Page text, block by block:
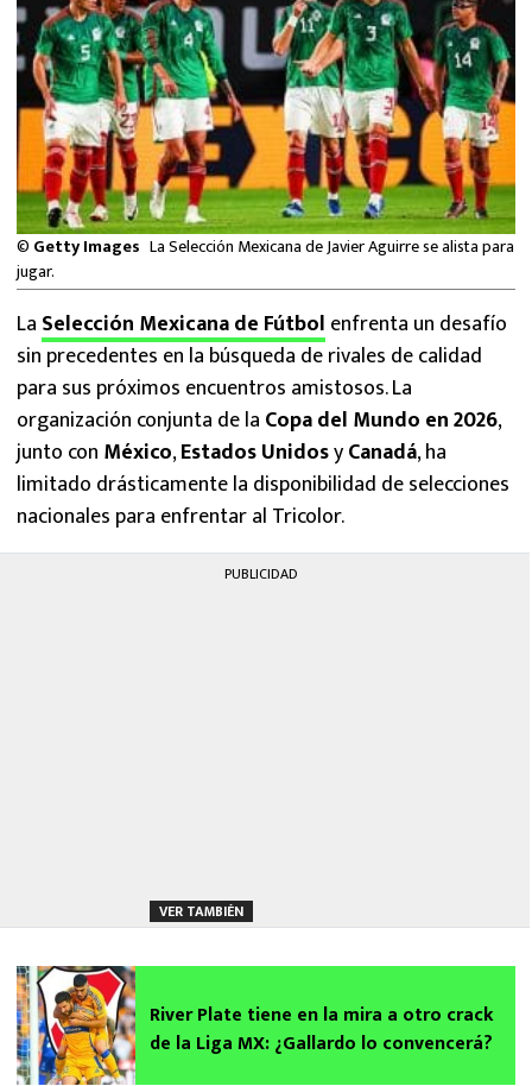
BOXEO
LIGA MX
NFL
© Getty Images La Selección Mexicana de Javier Aguirre se alista para
jugar.
La Selección Mexicana de Fútbol enfrenta un desafío
sin precedentes en la búsqueda de rivales de calidad
para sus próximos encuentros amistosos. La
organización conjunta de la Copa del Mundo en 2026,
junto con México,Estados UnidosyCanadá, ha
limitado drásticamente la disponibilidad de selecciones
nacionales para enfrentar al Tricolor.
PUBLICIDAD
VER TAMBIÉN
River Plate tiene en la mira a otro crack
de la Liga MX: ¿Gallardo lo convencerá?